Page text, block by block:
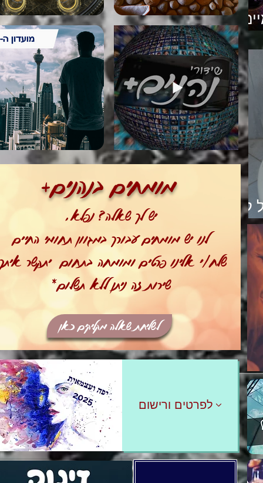
יש לך שאלה? נפלא,
לנו יש מומחים עבורך במגוון תחומי החיים
שלח/י אלינו פרטים ומומחה בתחום יתקשר
שירות זה ניתן ללא תשלום*
מומחים בנהנים+
לשליחת שאלה מקליקים כאן
לפרטים ורישום
לא